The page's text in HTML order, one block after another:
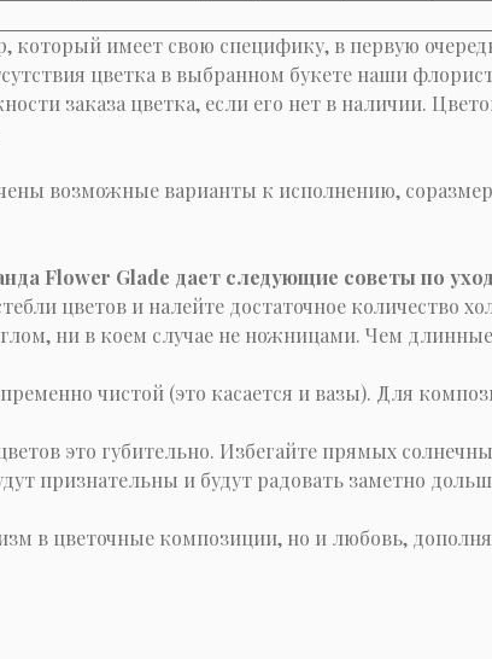
имеет свою специфику, в первую
цветка в выбранном букете наши
заказа цветка, если его нет в наличии.
возможные варианты к исполнению,
Flower Glade дает следующие советы по
цветов и налейте достаточное количество
ни в коем случае не ножницами. Чем длинные
чистой (это касается и вазы). Для
это губительно. Избегайте прямых
признательны и будут радовать заметно
в цветочные композиции, но и любовь,